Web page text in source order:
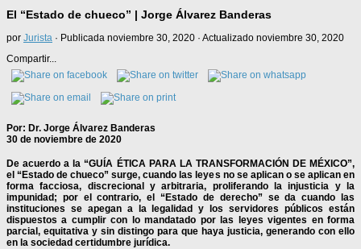
El “Estado de chueco” | Jorge Álvarez Banderas
por Jurista · Publicada noviembre 30, 2020 · Actualizado noviembre 30, 2020
Compartir...
Por: Dr. Jorge Álvarez Banderas
30 de noviembre de 2020
De acuerdo a la“GUÍA ÉTICA PARA LA TRANSFORMACIÓN DE MÉXICO”,
el “Estado de chueco” surge, cuando las leyes no se aplican o se aplican en
forma facciosa, discrecional y arbitraria, proliferando la injusticia y la
impunidad; por el contrario, el “Estado de derecho” se da cuando las
instituciones se apegan a la legalidad y los servidores públicos están
dispuestos a cumplir con lo mandatado por las leyes vigentes en forma
parcial, equitativa y sin distingo para que haya justicia, generando con ello
en la sociedad certidumbre jurídica.